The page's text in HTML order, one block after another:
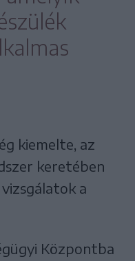
kiemelte, az
keretében
a
Központba